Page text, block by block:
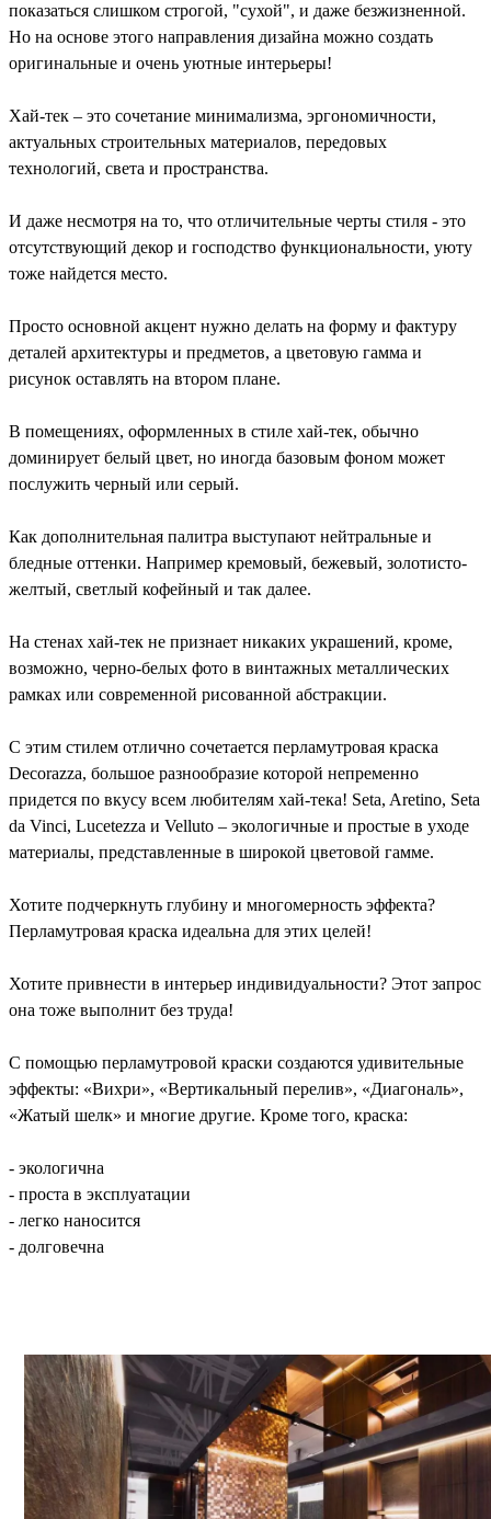
показаться слишком строгой, "сухой", и даже безжизненной.
Но на основе этого направления дизайна можно создать
оригинальные и очень уютные интерьеры!
Хай-тек – это сочетание минимализма, эргономичности,
актуальных строительных материалов, передовых
технологий, света и пространства.
И даже несмотря на то, что отличительные черты стиля - это
отсутствующий декор и господство функциональности, уюту
тоже найдется место.
Просто основной акцент нужно делать на форму и фактуру
деталей архитектуры и предметов, а цветовую гамма и
рисунок оставлять на втором плане.
В помещениях, оформленных в стиле хай-тек, обычно
доминирует белый цвет, но иногда базовым фоном может
послужить черный или серый.
Как дополнительная палитра выступают нейтральные и
бледные оттенки. Например кремовый, бежевый, золотисто-
желтый, светлый кофейный и так далее.
На стенах хай-тек не признает никаких украшений, кроме,
возможно, черно-белых фото в винтажных металлических
рамках или современной рисованной абстракции.
С этим стилем отлично сочетается перламутровая краска
Decorazza, большое разнообразие которой непременно
придется по вкусу всем любителям хай-тека! Seta, Aretino, Seta
da Vinci, Lucetezza и Velluto – экологичные и простые в уходе
материалы, представленные в широкой цветовой гамме.
Хотите подчеркнуть глубину и многомерность эффекта?
Перламутровая краска идеальна для этих целей!
Хотите привнести в интерьер индивидуальности? Этот запрос
она тоже выполнит без труда!
С помощью перламутровой краски создаются удивительные
эффекты: «Вихри», «Вертикальный перелив», «Диагональ»,
«Жатый шелк» и многие другие. Кроме того, краска:
- экологична
- проста в эксплуатации
- легко наносится
- долговечна